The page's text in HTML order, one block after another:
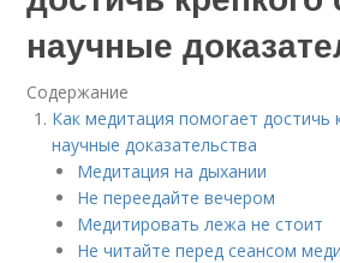
научные
Содержание
Как медитация помогает достичь
научные доказательства
Медитация на дыхании
Не переедайте вечером
Медитировать лежа не стоит
Не читайте перед сеансом